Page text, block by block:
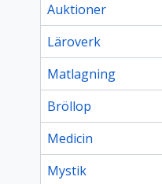
Auktioner
Läroverk
Matlagning
Bröllop
Medicin
Mystik